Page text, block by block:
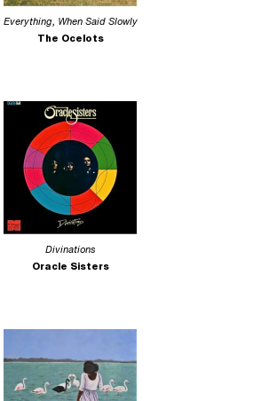
Everything, When Said Slowly
The Ocelots
Divinations
Oracle Sisters